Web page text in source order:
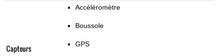
Capteurs
Accéléromètre
Boussole
GPS